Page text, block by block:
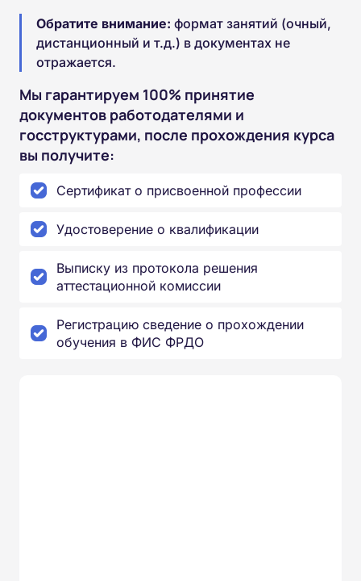
Обратите внимание: формат занятий (очный,
дистанционный и т.д.) в документах не
отражается.
Мы гарантируем 100% принятие
документов работодателями и
госструктурами, после прохождения курса
вы получите:
Сертификат о присвоенной профессии
Удостоверение о квалификации
Выписку из протокола решения
аттестационной комиссии
Регистрацию сведение о прохождении
обучения в ФИС ФРДО